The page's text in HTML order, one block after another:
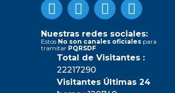
Nuestras redes sociales:
Estos No son canales oficiales para
tramitar PQRSDF
Total de Visitantes :
22217290
Visitantes Últimas 24